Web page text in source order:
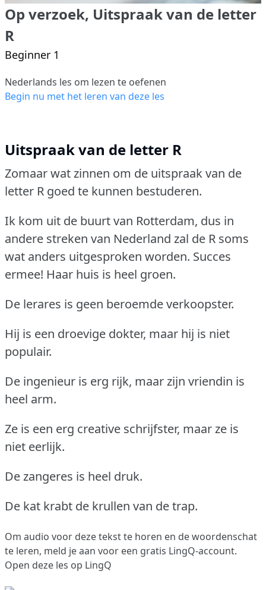
Op verzoek, Uitspraak van de letter
R
Beginner 1
Nederlands les om lezen te oefenen
Begin nu met het leren van deze les
Uitspraak van de letter R
Zomaar wat zinnen om de uitspraak van de
letter R goed te kunnen bestuderen.
Ik kom uit de buurt van Rotterdam, dus in
andere streken van Nederland zal de R soms
wat anders uitgesproken worden. Succes
ermee! Haar huis is heel groen.
De lerares is geen beroemde verkoopster.
Hij is een droevige dokter, maar hij is niet
populair.
De ingenieur is erg rijk, maar zijn vriendin is
heel arm.
Ze is een erg creative schrijfster, maar ze is
niet eerlijk.
De zangeres is heel druk.
De kat krabt de krullen van de trap.
Om audio voor deze tekst te horen en de woordenschat
te leren, meld je aan voor een gratis LingQ-account.
Open deze les op LingQ